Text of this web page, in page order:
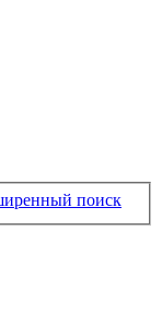
поиск